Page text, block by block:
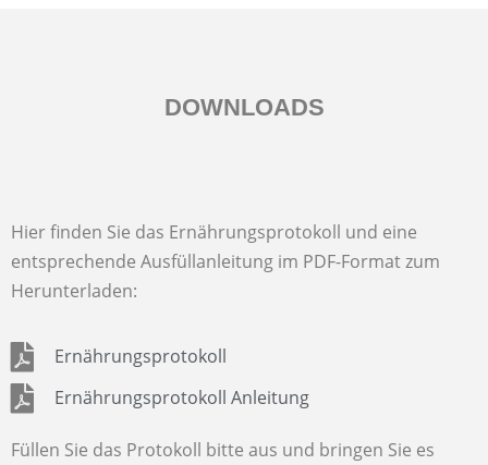
DOWNLOADS
Hier finden Sie das Ernährungsprotokoll und eine
entsprechende Ausfüllanleitung im PDF-Format zum
Herunterladen:
Ernährungsprotokoll
Ernährungsprotokoll Anleitung
Füllen Sie das Protokoll bitte aus und bringen Sie es